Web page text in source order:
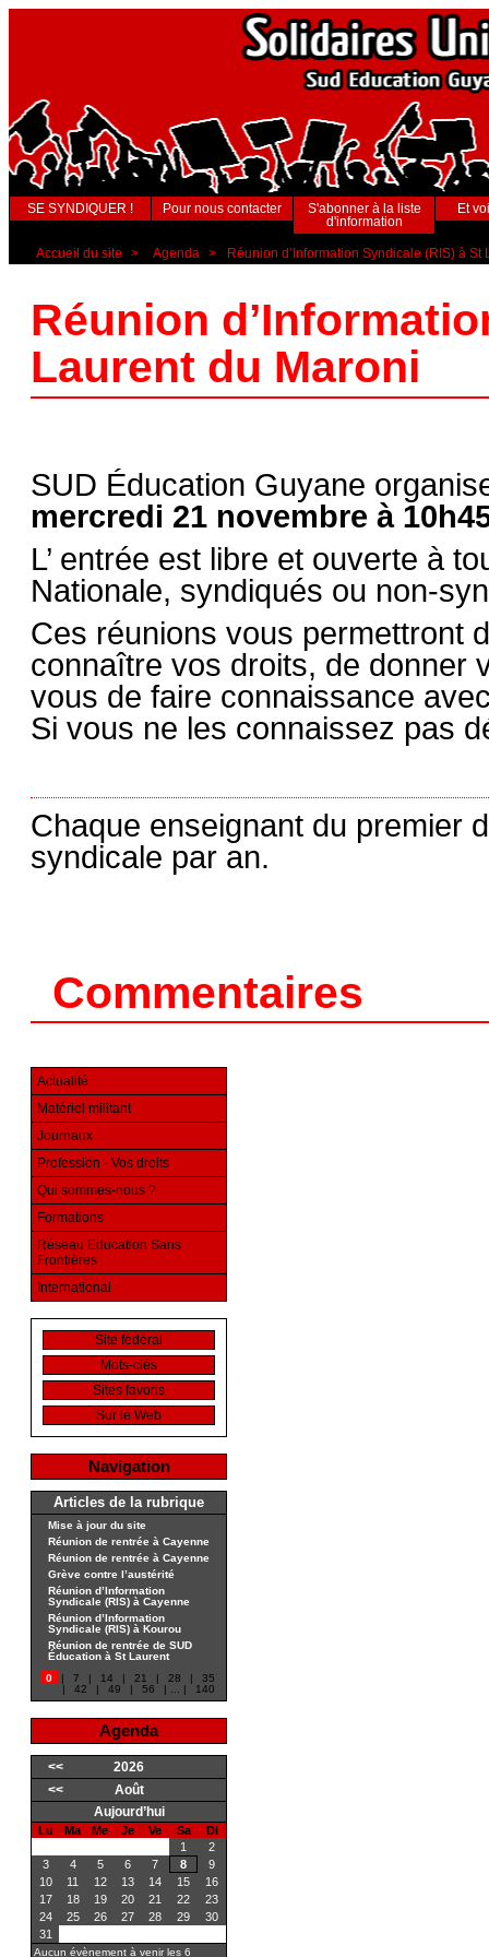
SE SYNDIQUER ! Pour nous contacter
S'abonner à la liste
d'information
Et
Accueil du site > Agenda > Réunion d’Information Syndicale (RIS) à St
Réunion
Laurent du Maroni
SUD Éducation Guyane
mercredi 21 novembre à
L’ entrée est libre et ouverte à
Nationale, syndiqués ou non-
Ces réunions vous permettront
connaître vos droits, de donner
vous de faire connaissance
Si vous ne les connaissez pas
Chaque enseignant du premier
syndicale par an.
Commentaires
Actualité
Matériel militant
Journaux
Profession - Vos droits
Qui sommes-nous ?
Formations
Réseau Education Sans
Frontières
International
Site fédéral
Mots-clés
Sites favoris
Sur le Web
Navigation
Articles de la rubrique
Mise à jour du site
Réunion de rentrée à Cayenne
Réunion de rentrée à Cayenne
Grève contre l’austérité
Réunion d’Information
Syndicale (RIS) à Cayenne
Réunion d’Information
Syndicale (RIS) à Kourou
Réunion de rentrée de SUD
Éducation à St Laurent
0
| 7 | 14 | 21 | 28 |
35
|
42 | 49 | 56 | | 140
Agenda
<<
2026
<<
Août
Aujourd’hui
Lu Ma Me Je Ve Sa
Di
1
2
3
4 5 6 7 8
9
10
11 12 13 14 15
16
17
18 19 20 21 22
23
24
25 26 27 28 29
30
31
Aucun évènement à venir les 6